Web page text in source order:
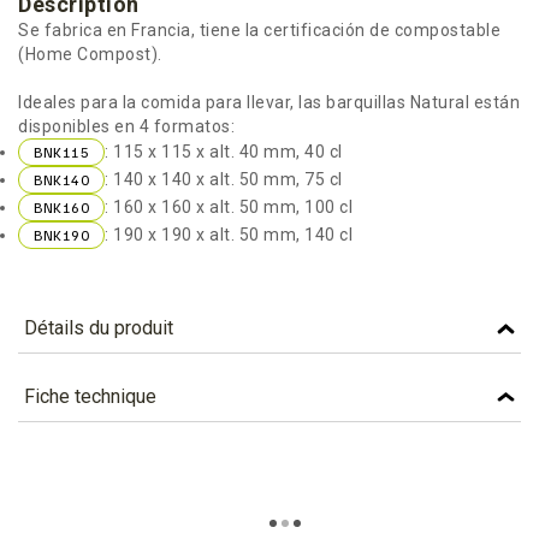
Se fabrica en Francia, tiene la certificación de compostable
(Home Compost).
Ideales para la comida para llevar, las barquillas Natural están
disponibles en 4 formatos:
BNK115 : 115 x 115 x alt. 40 mm, 40 cl
BNK140 : 140 x 140 x alt. 50 mm, 75 cl
BNK160 : 160 x 160 x alt. 50 mm, 100 cl
BNK190 : 190 x 190 x alt. 50 mm, 140 cl
Détails du produit
Référence BNK115
Caractéristiques
Fiche technique